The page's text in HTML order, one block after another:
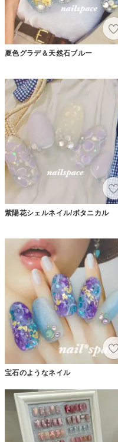
夏色グラデ＆天然石ブルー
紫陽花シェルネイル/ボタニカル
宝石のようなネイル